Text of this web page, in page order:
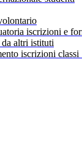
iscrizioni e
altri istituti
iscrizioni classi